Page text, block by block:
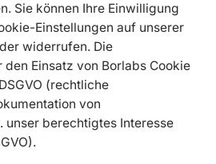
Sie können Ihre Einwilligung
Einstellungen auf unserer
widerrufen. Die
Einsatz von Borlabs Cookie
(rechtliche
von
unser berechtigtes Interesse